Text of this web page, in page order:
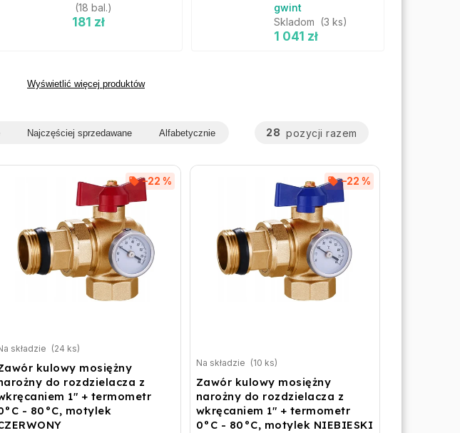
(18 bal.)
181 zł
gwint
Skladom (3 ks)
1 041 zł
Wyświetlić więcej produktów
Najczęściej sprzedawane Alfabetycznie 28 pozycji razem
kulowy mosiężny
do rozdzielacza z
1" + termometr
- 80°C, motylek
–22 %
składzie (24 ks)
Zawór kulowy mosiężny
narożny do rozdzielacza z
wkręcaniem 1" + termometr
0°C - 80°C, motylek NIEBIESKI
–22 %
Na składzie (10 ks)